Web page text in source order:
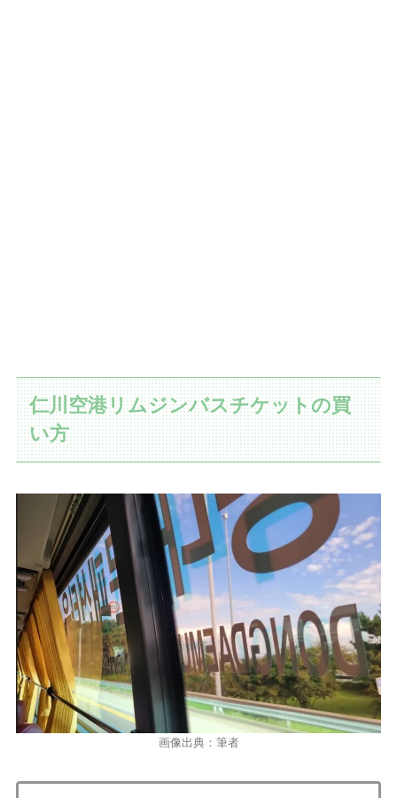
仁川空港リムジンバスチケットの買
い方
画像出典：筆者